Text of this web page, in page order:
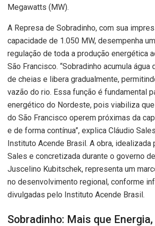
Megawatts (MW).
A Represa de Sobradinho, com sua
capacidade de 1.050 MW, desempenha
regulação de toda a produção energética
São Francisco. “Sobradinho acumula água
de cheias e libera gradualmente,
vazão do rio. Essa função é fundamental
energético do Nordeste, pois viabiliza
do São Francisco operem próximas da
e de forma contínua”, explica Cláudio
Instituto Acende Brasil. A obra, idealizada
Sales e concretizada durante o governo
Juscelino Kubitschek, representa um
no desenvolvimento regional, conforme
divulgadas pelo Instituto Acende Brasil.
Sobradinho: Mais que